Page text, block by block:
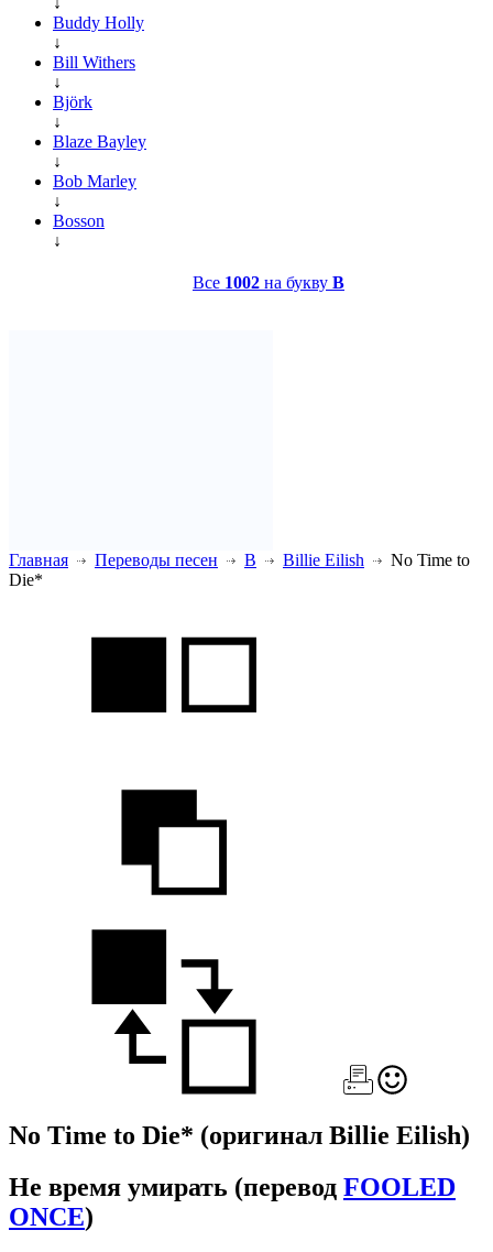
Buddy Holly
↓
Bill Withers
↓
Björk
↓
Blaze Bayley
↓
Bob Marley
↓
Bosson
↓
Все 1002 на букву B
Главная Переводы песен B Billie Eilish
No Time to
Die*
No Time to Die* (оригинал Billie Eilish)
Не время умирать (перевод FOOLED
ONCE)